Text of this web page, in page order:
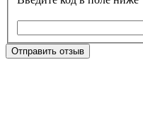
Отправить отзыв